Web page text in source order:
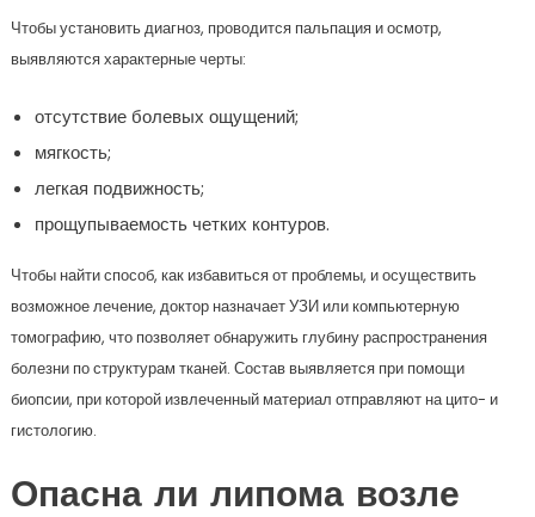
Чтобы установить диагноз, проводится пальпация и осмотр,
выявляются характерные черты:
отсутствие болевых ощущений;
мягкость;
легкая подвижность;
прощупываемость четких контуров.
Чтобы найти способ, как избавиться от проблемы, и осуществить
возможное лечение, доктор назначает УЗИ или компьютерную
томографию, что позволяет обнаружить глубину распространения
болезни по структурам тканей. Состав выявляется при помощи
биопсии, при которой извлеченный материал отправляют на цито- и
гистологию.
Опасна ли липома возле